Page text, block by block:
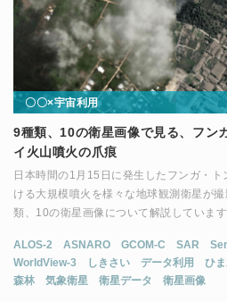
〇〇×宇宙利用
9種類、10の衛星画像で見る、フン
イ火山噴火の爪痕
日本時間の1月15日に発生したフンガ・
ける大規模噴火を様々な地球観測衛星が
類、10の衛星画像について解説しています
ALOS-2 ASNARO GCOM-C SAR
WorldView-3
しきさい データ利用 ひ
森林
気象衛星 衛星データ 衛星画像